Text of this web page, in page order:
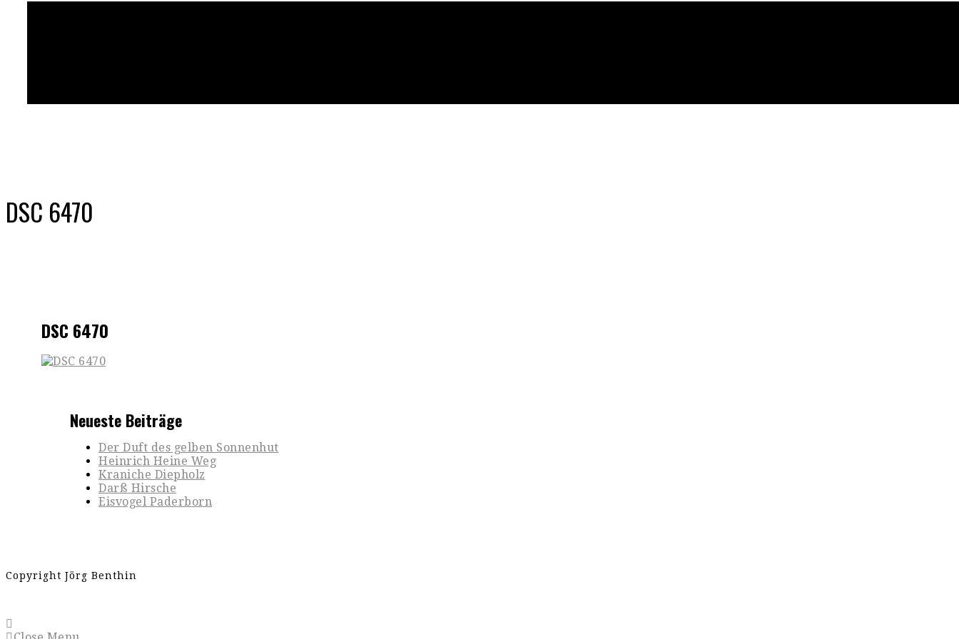
DSC 6470
DSC 6470
Neueste Beiträge
Der Duft des gelben Sonnenhut
Heinrich Heine Weg
Kraniche Diepholz
Darß Hirsche
Eisvogel Paderborn
Copyright Jörg Benthin